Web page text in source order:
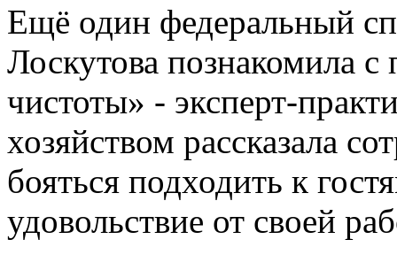
Ещё один федеральный
Лоскутова познакомила
чистоты» - эксперт-
хозяйством рассказала
бояться подходить к
удовольствие от своей